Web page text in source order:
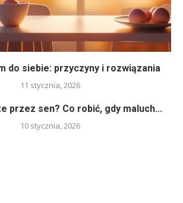
do siebie: przyczyny i rozwiązania
11 stycznia, 2026
przez sen? Co robić, gdy maluch...
10 stycznia, 2026